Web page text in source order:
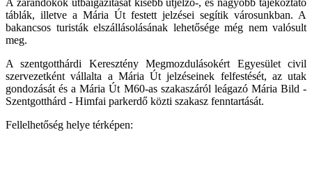
A zarándokok útbaigazítását kisebb útjelző-, és nagyobb tájékoztató
táblák, illetve a Mária Út festett jelzései segítik városunkban. A
bakancsos turisták elszállásolásának lehetősége még nem valósult
meg.
A szentgotthárdi Keresztény Megmozdulásokért Egyesület civil
szervezetként vállalta a Mária Út jelzéseinek felfestését, az utak
gondozását és a Mária Út M60-as szakaszáról leágazó Mária Bild -
Szentgotthárd - Himfai parkerdő közti szakasz fenntartását.
Fellelhetőség helye térképen: